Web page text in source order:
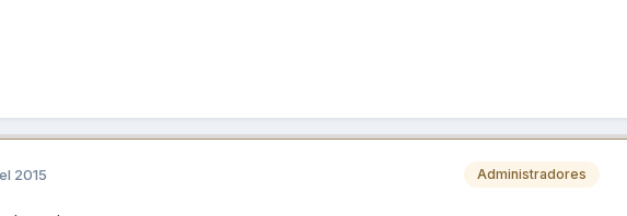
Administradores
2015